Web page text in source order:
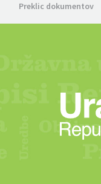
Preklic dokumentov